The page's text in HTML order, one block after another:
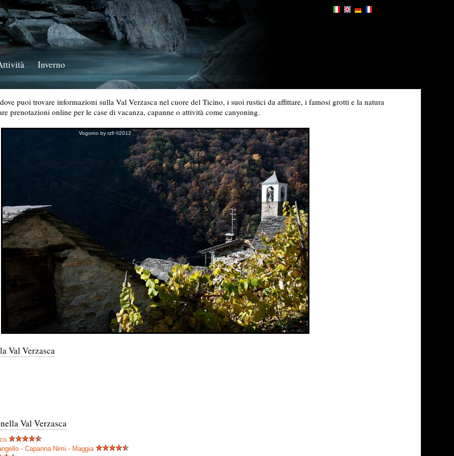
Inverno
dove puoi trovare informazioni sulla Val Verzasca nel cuore del Ticino, i suoi rustici da affittare, i famosi grotti e la natura
prenotazioni online per le case di vacanza, capanne o attività come canyoning.
Vogorno by rzfl ©2012
Val Verzasca
Val Verzasca
- Capanna Nimi - Maggia